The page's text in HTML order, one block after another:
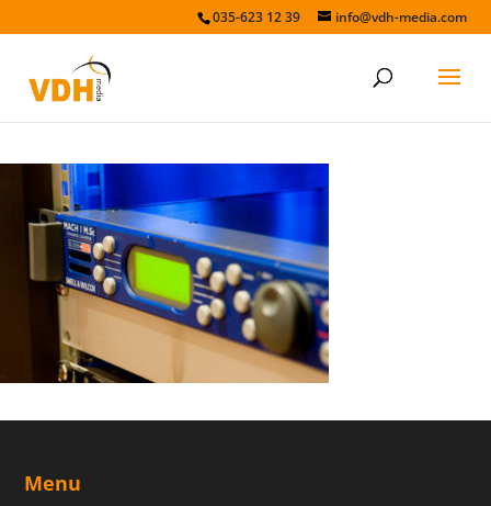
035-623 12 39 info@vdh-media.com
normvertaling
Menu